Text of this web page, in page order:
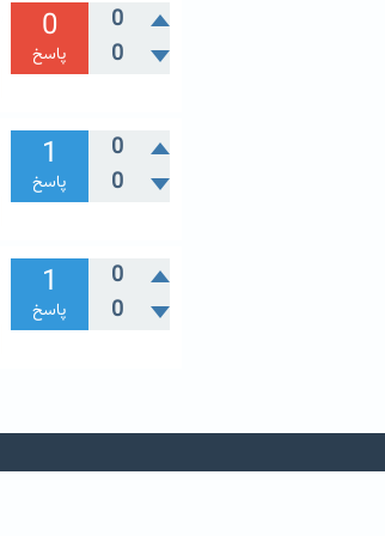
0
0
0
پاسخ
0
0
1
پاسخ
0
0
1
پاسخ